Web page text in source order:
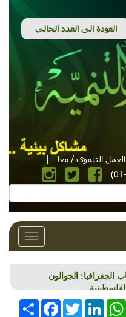
التنموي / معاً
|
Toggle
الجغرافيا: الجوالون
انشر
FacebookTwitterLinkedInWhatsApp